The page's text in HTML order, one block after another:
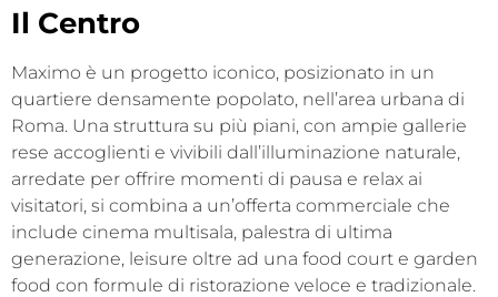
Il Centro
Maximo è un progetto iconico, posizionato in un
quartiere densamente popolato, nell’area urbana di
Roma. Una struttura su più piani, con ampie gallerie
rese accoglienti e vivibili dall’illuminazione naturale,
arredate per offrire momenti di pausa e relax ai
visitatori, si combina a un’offerta commerciale che
include cinema multisala, palestra di ultima
generazione, leisure oltre ad una food court e garden
food con formule di ristorazione veloce e tradizionale.